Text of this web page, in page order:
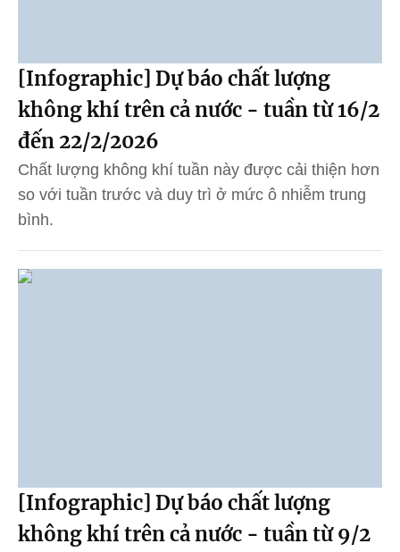
[Infographic] Dự báo chất lượng
không khí trên cả nước - tuần từ 16/2
đến 22/2/2026
Chất lượng không khí tuần này được cải thiện hơn
so với tuần trước và duy trì ở mức ô nhiễm trung
bình.
[Infographic] Dự báo chất lượng
không khí trên cả nước - tuần từ 9/2